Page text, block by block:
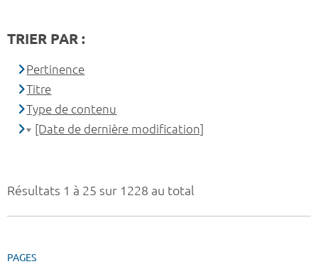
Résultats 1 à 25 sur 1228 au total
PAGES
TRIER PAR :
Pertinence
Titre
Type de contenu
[Date de dernière modification]